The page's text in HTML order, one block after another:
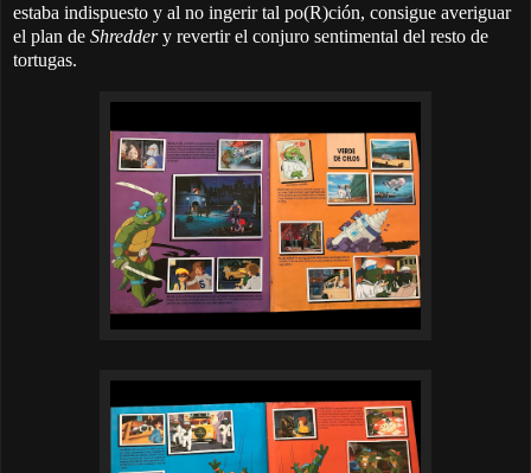
estaba indispuesto y al no ingerir tal po(R)ción, consigue averiguar
el plan de Shreddery revertir el conjuro sentimental del resto de
tortugas.